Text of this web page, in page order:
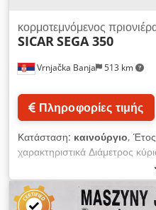
Vrnjačka Banja 513 km
κορμοτεμνόμενος
SICARSEGA 350
Πληροφορίες τιμής
Κατάσταση: καινούργιο,
χαρακτηριστικά Διάμετρος
mm Διάμετρος άξονα
προπριονιού: Ø120 mm
mm Κλίση πριονολεπίδας: